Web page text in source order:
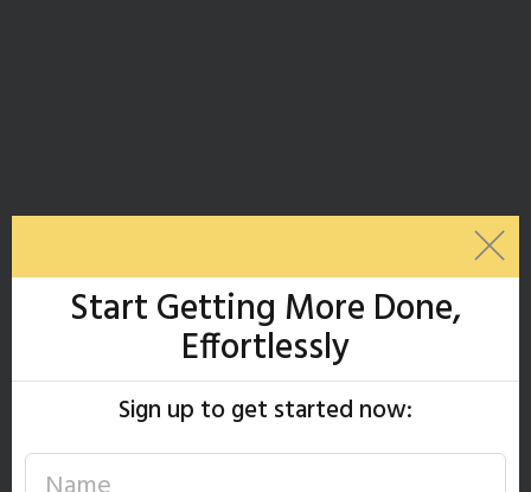
Start Getting More Done,
Effortlessly
Sign up to get started now: